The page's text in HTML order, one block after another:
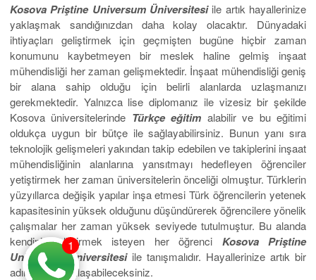
Kosova Priştine Universum Üniversitesi ile artık hayallerinize
yaklaşmak sandığınızdan daha kolay olacaktır. Dünyadaki
ihtiyaçları geliştirmek için geçmişten bugüne hiçbir zaman
konumunu kaybetmeyen bir meslek haline gelmiş inşaat
mühendisliği her zaman gelişmektedir. İnşaat mühendisliği geniş
bir alana sahip olduğu için belirli alanlarda uzlaşmanızı
gerekmektedir. Yalnızca lise diplomanız ile vizesiz bir şekilde
Kosova üniversitelerinde Türkçe eğitim alabilir ve bu eğitimi
oldukça uygun bir bütçe ile sağlayabilirsiniz. Bunun yanı sıra
teknolojik gelişmeleri yakından takip edebilen ve takiplerini inşaat
mühendisliğinin alanlarına yansıtmayı hedefleyen öğrenciler
yetiştirmek her zaman üniversitelerin önceliği olmuştur. Türklerin
yüzyıllarca değişik yapılar inşa etmesi Türk öğrencilerin yetenek
kapasitesinin yüksek olduğunu düşündürerek öğrencilere yönelik
çalışmalar her zaman yüksek seviyede tutulmuştur. Bu alanda
kendini geliştirmek isteyen her öğrenci Kosova Priştine
UniversumÜniversitesiile tanışmalıdır. Hayallerinize artık bir
adım daha yaklaşabileceksiniz.
1